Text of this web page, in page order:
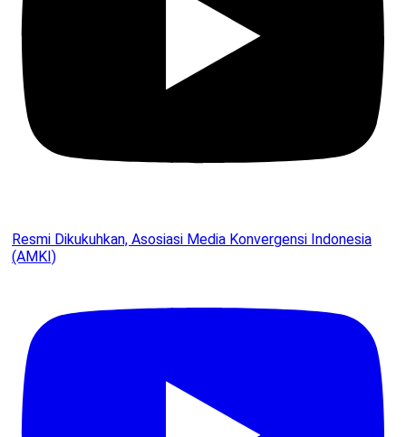
Resmi Dikukuhkan, Asosiasi Media Konvergensi Indonesia
(AMKI)